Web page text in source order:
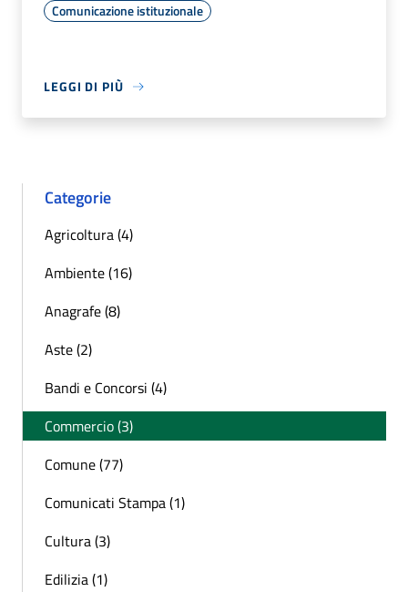
Comunicazione istituzionale
LEGGI DI PIÙ
Categorie
Agricoltura (4)
Ambiente (16)
Anagrafe (8)
Aste (2)
Bandi e Concorsi (4)
Commercio (3)
Comune (77)
Comunicati Stampa (1)
Cultura (3)
Edilizia (1)